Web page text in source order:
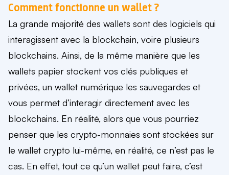
Comment fonctionne un wallet ?
La grande majorité des wallets sont des logiciels qui
interagissent avec la blockchain, voire plusieurs
blockchains. Ainsi, de la même manière que les
wallets papier stockent vos clés publiques et
privées, un wallet numérique les sauvegardes et
vous permet d’interagir directement avec les
blockchains. En réalité, alors que vous pourriez
penser que les crypto-monnaies sont stockées sur
le wallet crypto lui-même, en réalité, ce n’est pas le
cas. En effet, tout ce qu’un wallet peut faire, c’est